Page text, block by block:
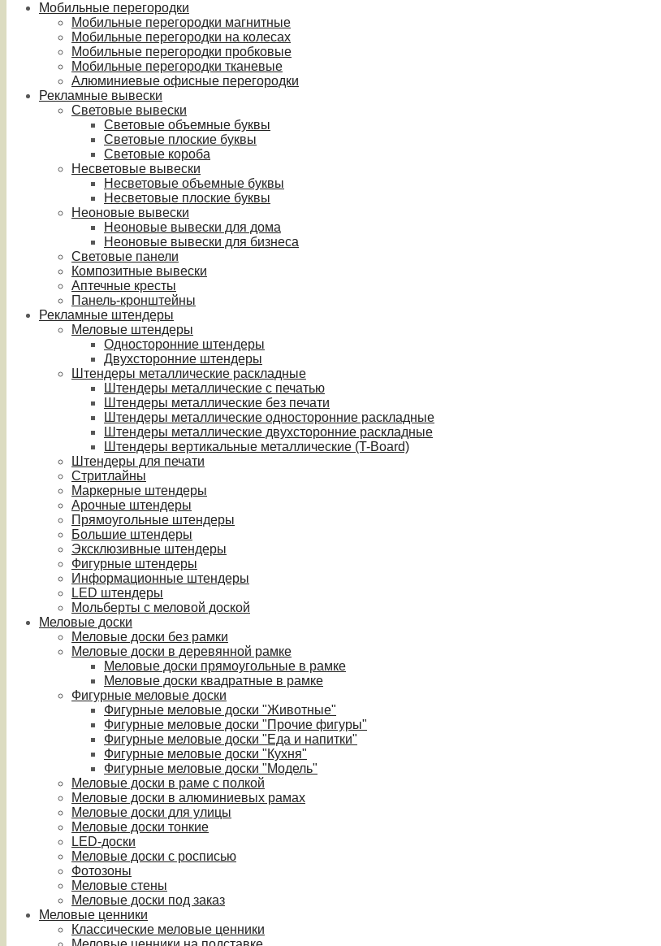
Мобильные перегородки
Мобильные перегородки магнитные
Мобильные перегородки на колесах
Мобильные перегородки пробковые
Мобильные перегородки тканевые
Алюминиевые офисные перегородки
Рекламные вывески
Световые вывески
Световые объемные буквы
Световые плоские буквы
Световые короба
Несветовые вывески
Несветовые объемные буквы
Несветовые плоские буквы
Неоновые вывески
Неоновые вывески для дома
Неоновые вывески для бизнеса
Световые панели
Композитные вывески
Аптечные кресты
Панель-кронштейны
Рекламные штендеры
Меловые штендеры
Односторонние штендеры
Двухсторонние штендеры
Штендеры металлические раскладные
Штендеры металлические с печатью
Штендеры металлические без печати
Штендеры металлические односторонние раскладные
Штендеры металлические двухсторонние раскладные
Штендеры вертикальные металлические (T-Board)
Штендеры для печати
Стритлайны
Маркерные штендеры
Арочные штендеры
Прямоугольные штендеры
Большие штендеры
Эксклюзивные штендеры
Фигурные штендеры
Информационные штендеры
LED штендеры
Мольберты с меловой доской
Меловые доски
Меловые доски без рамки
Меловые доски в деревянной рамке
Меловые доски прямоугольные в рамке
Меловые доски квадратные в рамке
Фигурные меловые доски
Фигурные меловые доски "Животные"
Фигурные меловые доски "Прочие фигуры"
Фигурные меловые доски "Еда и напитки"
Фигурные меловые доски "Кухня"
Фигурные меловые доски "Модель"
Меловые доски в раме с полкой
Меловые доски в алюминиевых рамах
Меловые доски для улицы
Меловые доски тонкие
LED-доски
Меловые доски с росписью
Фотозоны
Меловые стены
Меловые доски под заказ
Меловые ценники
Классические меловые ценники